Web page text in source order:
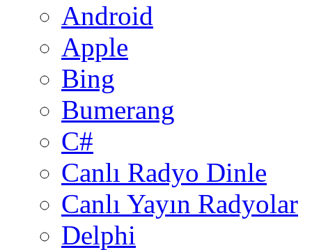
Android
Apple
Bing
Bumerang
C#
Canlı Radyo Dinle
Canlı Yayın Radyolar
Delphi